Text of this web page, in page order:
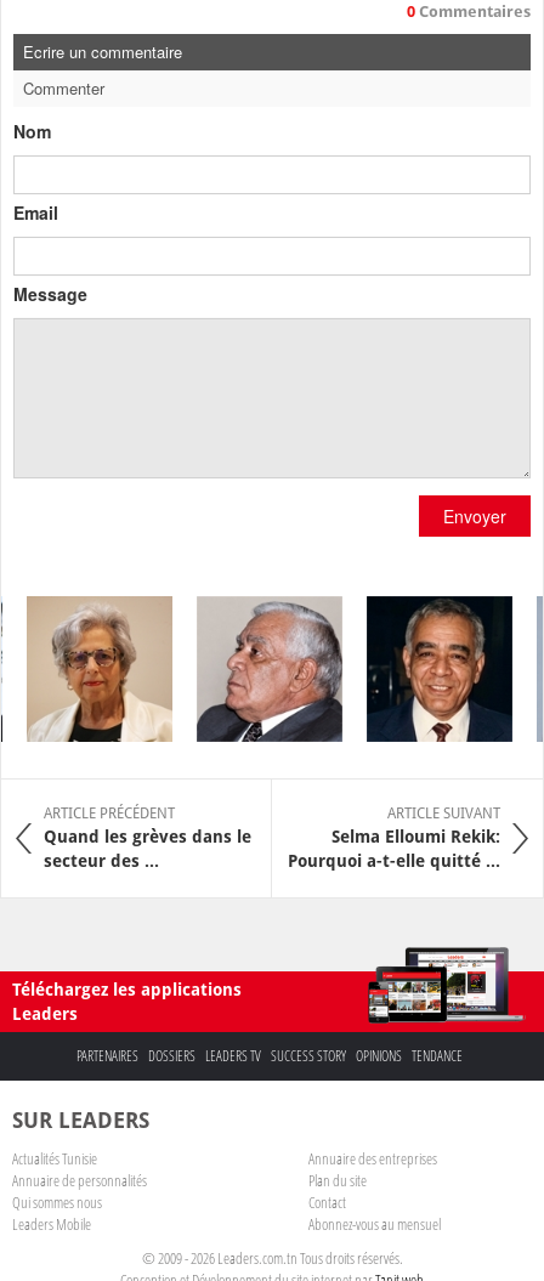
0 Commentaires
Ecrire un commentaire
Commenter
Nom
Email
Message
Envoyer
ARTICLE PRÉCÉDENT
Quand les grèves dans le
secteur des ...
ARTICLE SUIVANT
Selma Elloumi Rekik:
Pourquoi a-t-elle quitté ...
Téléchargez les applications
Leaders
PARTENAIRES DOSSIERS LEADERS TV SUCCESS STORY OPINIONS TENDANCE
SUR LEADERS
Actualités Tunisie
Annuaire des entreprises
Annuaire de personnalités
Plan du site
Qui sommes nous
Contact
Leaders Mobile
Abonnez-vous au mensuel
© 2009 - 2026 Leaders.com.tn Tous droits réservés.